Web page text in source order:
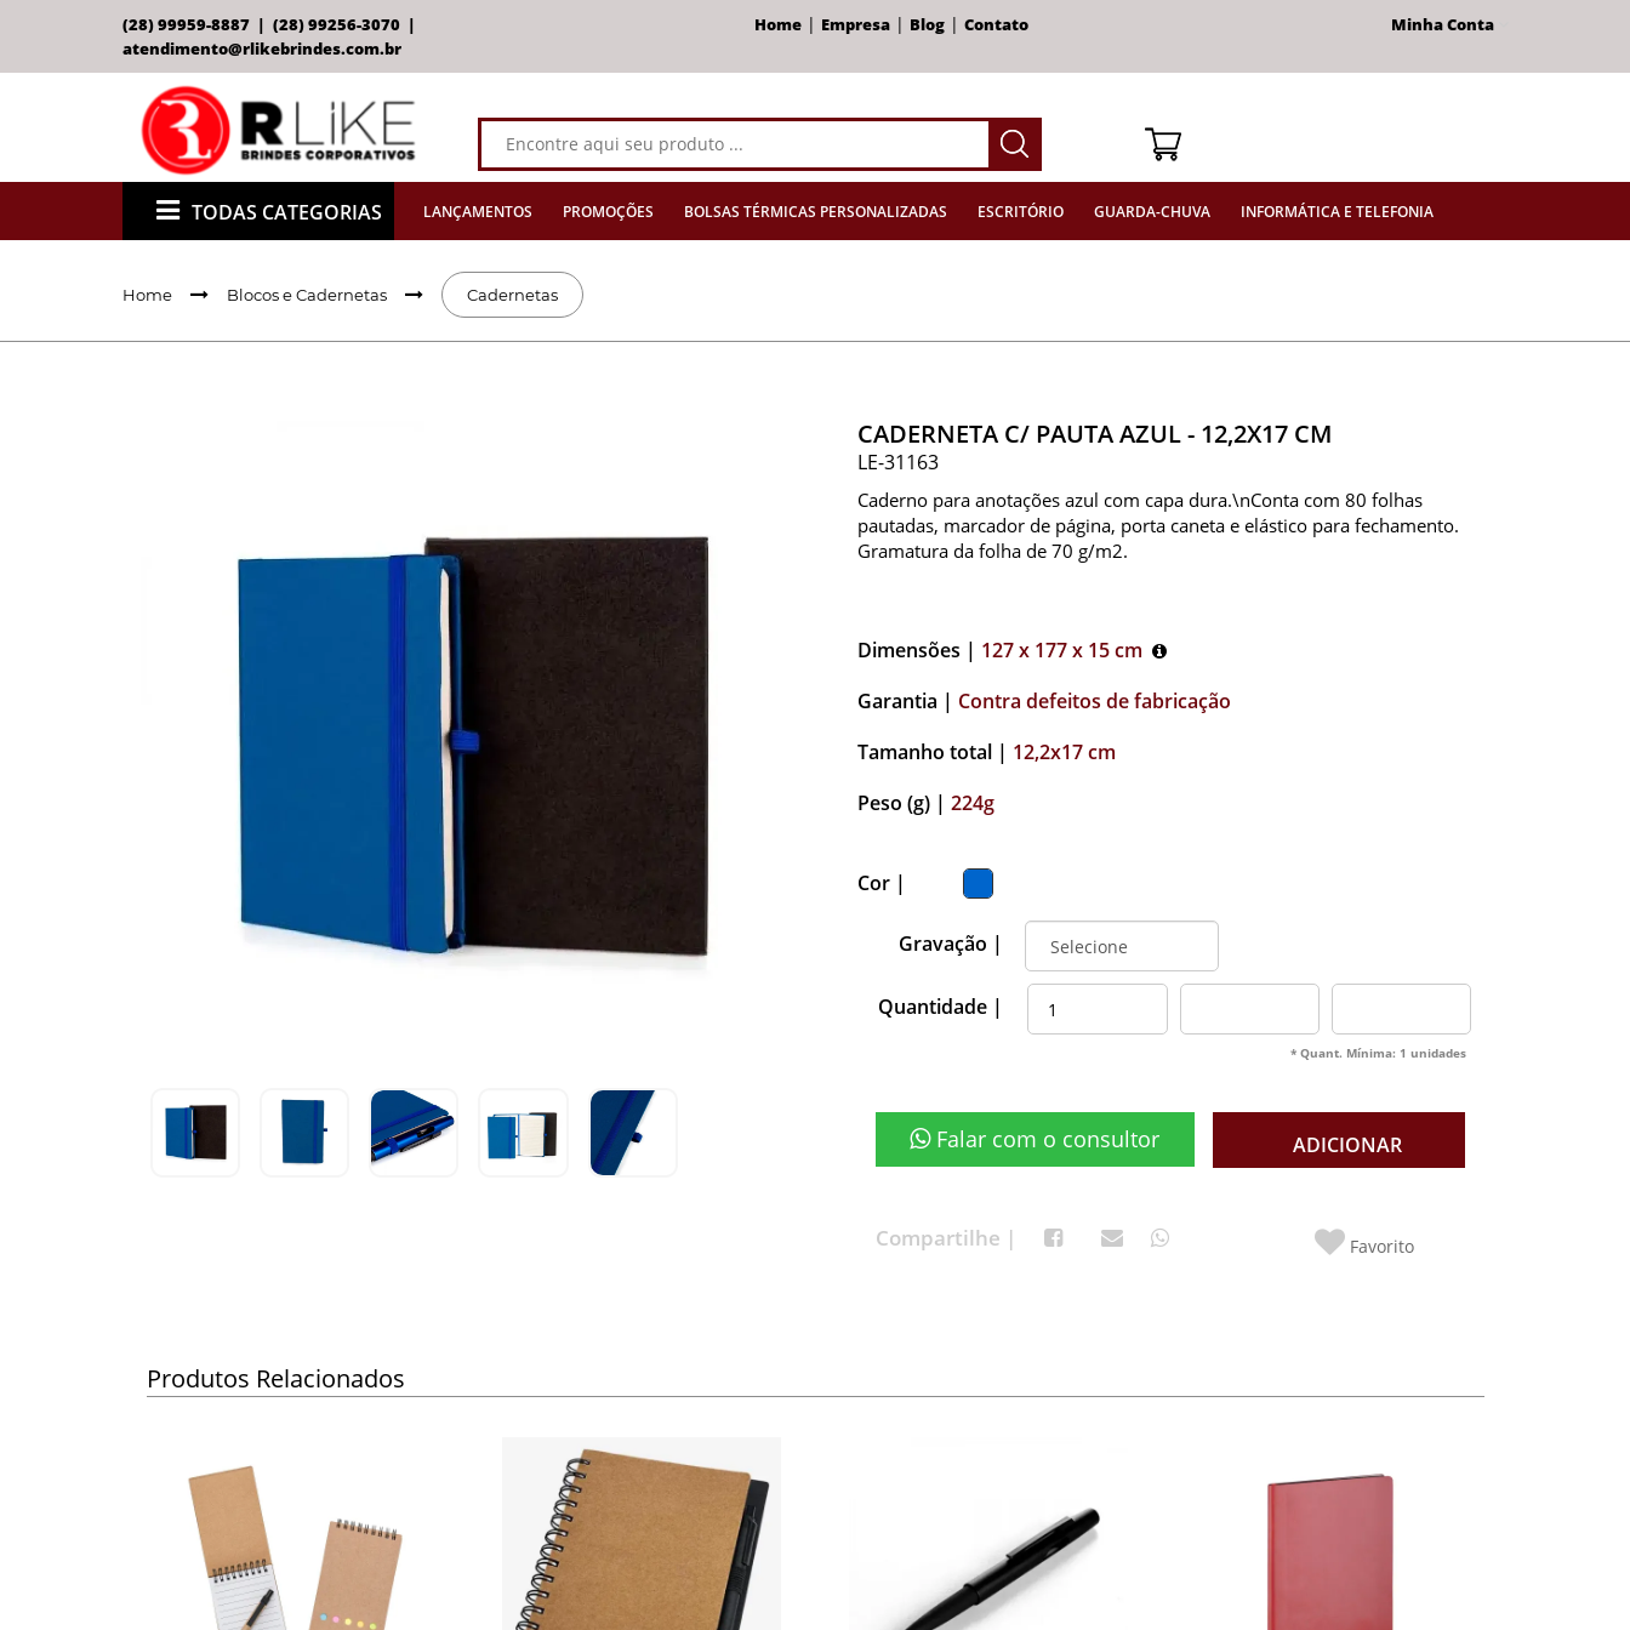
(28) 99959-8887 | (28) 99256-3070 |
atendimento@rlikebrindes.com.br
Home| Empresa| Blog| Contato Minha Conta
TODAS CATEGORIAS LANÇAMENTOS PROMOÇÕES BOLSAS TÉRMICAS PERSONALIZADAS ESCRITÓRIO GUARDA-CHUVA INFORMÁTICA E TELEFONIA
Home Blocos e Cadernetas Cadernetas
CADERNETA C/ PAUTA AZUL - 12,2X17 CM
LE-31163
Caderno para anotações azul com capa dura.\nConta com 80 folhas
pautadas, marcador de página, porta caneta e elástico para fechamento.
Gramatura da folha de 70 g/m2.
Dimensões | 127 x 177 x 15 cm
Garantia | Contra defeitos de fabricação
Tamanho total | 12,2x17 cm
Peso (g) | 224g
Cor |
Gravação |
Quantidade |
* Quant. Mínima: 1 unidades
Falar com o consultor ADICIONAR
Compartilhe | Favorito
Produtos Relacionados